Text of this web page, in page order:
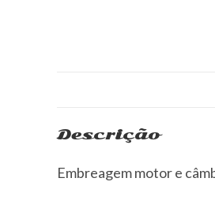
Descrição
Embreagem motor e